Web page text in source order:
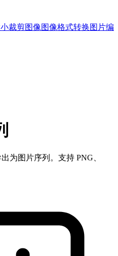
裁剪图像图像格式转换图片编
为图片序列。支持 PNG、